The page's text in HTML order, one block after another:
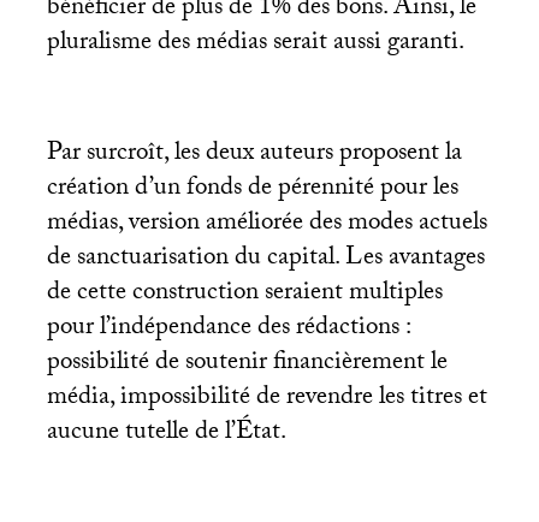
bénéficier de plus de 1% des bons. Ainsi, le
pluralisme des médias serait aussi garanti.
Par surcroît, les deux auteurs proposent la
création d’un fonds de pérennité pour les
médias, version améliorée des modes actuels
de sanctuarisation du capital. Les avantages
de cette construction seraient multiples
pour l’indépendance des rédactions :
possibilité de soutenir financièrement le
média, impossibilité de revendre les titres et
aucune tutelle de l’État.